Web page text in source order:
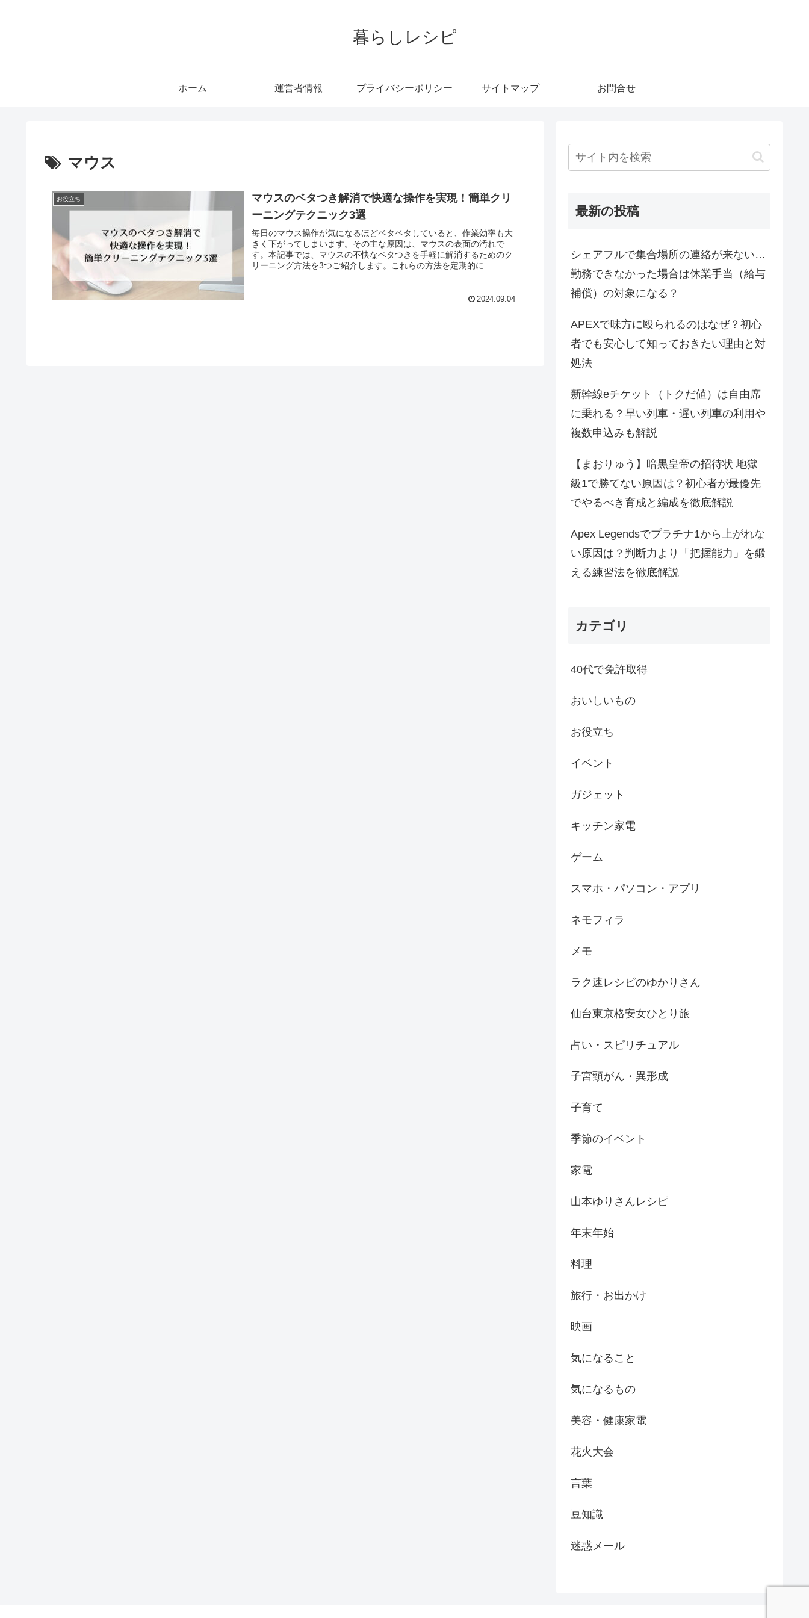
暮らしレシピ
ホーム 運営者情報 プライバシーポリシー サイトマップ お問合せ
マウス
お役立ち
マウスのベタつき解消で快適な操作を実現！簡単クリ
ーニングテクニック3選
毎日のマウス操作が気になるほどベタベタしていると、作業効率も大
きく下がってしまいます。その主な原因は、マウスの表面の汚れで
す。本記事では、マウスの不快なベタつきを手軽に解消するためのク
リーニング方法を3つご紹介します。これらの方法を定期的に...
2024.09.04
最新の投稿
シェアフルで集合場所の連絡が来ない…
勤務できなかった場合は休業手当（給与
補償）の対象になる？
APEXで味方に殴られるのはなぜ？初心
者でも安心して知っておきたい理由と対
処法
新幹線eチケット（トクだ値）は自由席
に乗れる？早い列車・遅い列車の利用や
複数申込みも解説
【まおりゅう】暗黒皇帝の招待状 地獄
級1で勝てない原因は？初心者が最優先
でやるべき育成と編成を徹底解説
Apex Legendsでプラチナ1から上がれな
い原因は？判断力より「把握能力」を鍛
える練習法を徹底解説
カテゴリ
40代で免許取得
おいしいもの
お役立ち
イベント
ガジェット
キッチン家電
ゲーム
スマホ・パソコン・アプリ
ネモフィラ
メモ
ラク速レシピのゆかりさん
仙台東京格安女ひとり旅
占い・スピリチュアル
子宮頸がん・異形成
子育て
季節のイベント
家電
山本ゆりさんレシピ
年末年始
料理
旅行・お出かけ
映画
気になること
気になるもの
美容・健康家電
花火大会
言葉
豆知識
迷惑メール